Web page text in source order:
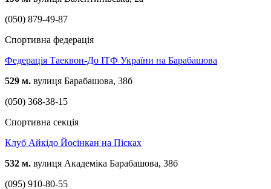
(050) 879-49-87
Спортивна федерація
Федерація Таеквон-До ІТФ України на Барабашова
529 м. вулиця Барабашова, 38б
(050) 368-38-15
Спортивна секція
Клуб Айкідо Йосінкан на Пісках
532 м. вулиця Академіка Барабашова, 38б
(095) 910-80-55